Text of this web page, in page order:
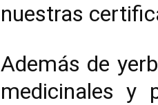
nuestras
Además de
medicinales y